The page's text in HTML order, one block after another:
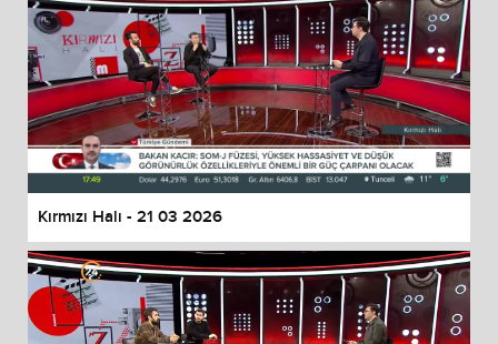
Kırmızı Halı - 21 03 2026